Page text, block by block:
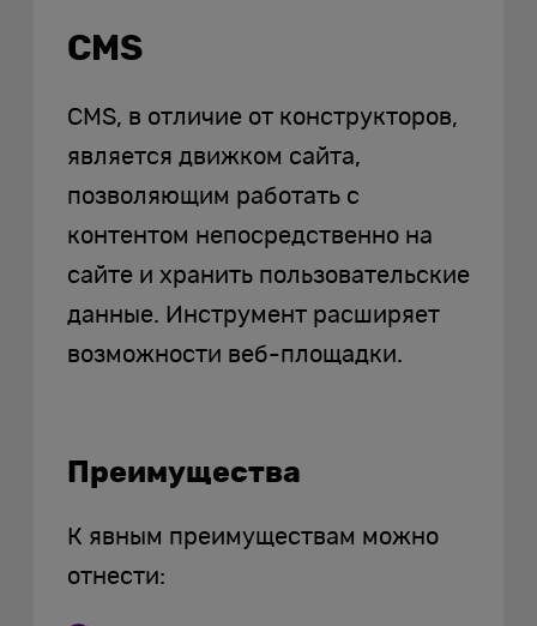
CMS
CMS, в отличие от конструкторов,
является движком сайта,
позволяющим работать с
контентом непосредственно на
сайте и хранить пользовательские
данные. Инструмент расширяет
возможности веб-площадки.
Преимущества
К явным преимуществам можно
отнести: